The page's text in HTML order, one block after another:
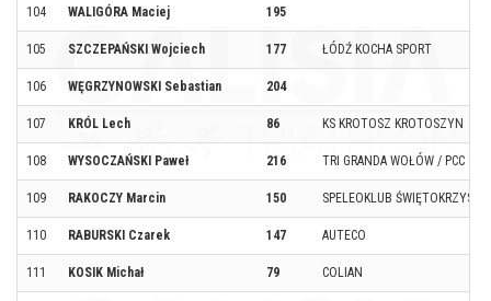
104 WALIGÓRA Maciej 195
105 SZCZEPAŃSKI Wojciech 177 ŁÓDŹ KOCHA SPORT
106 WĘGRZYNOWSKI Sebastian 204
107 KRÓL Lech 86 KS KROTOSZ KROTOSZYN
108 WYSOCZAŃSKI Paweł 216 TRI GRANDA WOŁÓW / PCC
109 RAKOCZY Marcin 150 SPELEOKLUB ŚWIĘTOKRZYSKI
110 RABURSKI Czarek 147 AUTECO
111 KOSIK Michał 79 COLIAN